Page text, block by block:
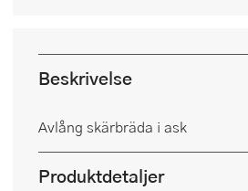
Beskrivelse
Avlång skärbräda i ask
Produktdetaljer